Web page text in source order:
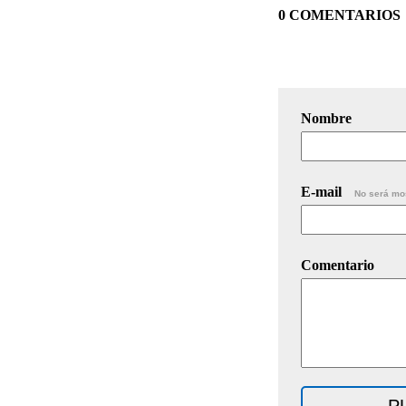
0 COMENTARIOS
Nombre
E-mail No será
Comentario